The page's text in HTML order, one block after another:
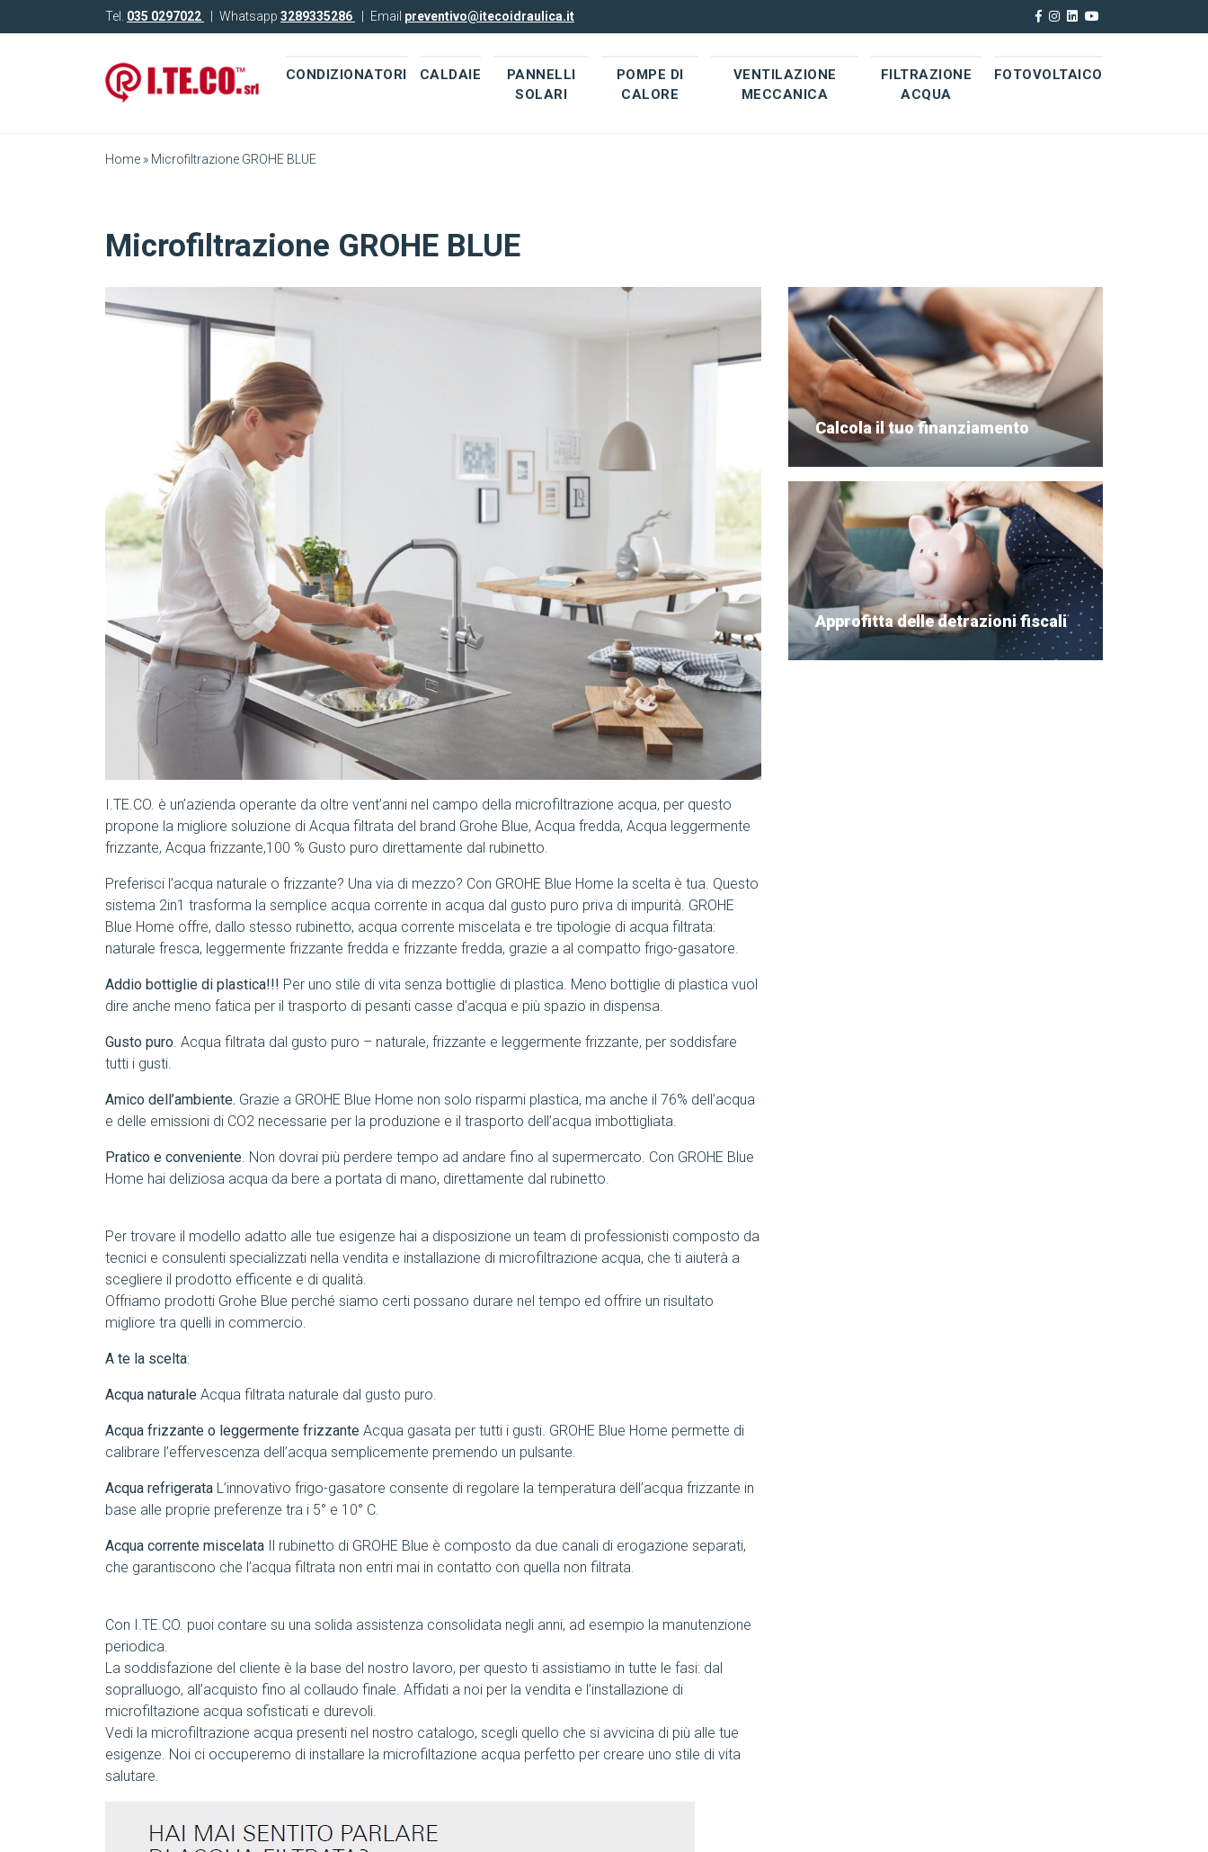
Tel. 035 0297022 Whatsapp 3289335286 Email preventivo@itecoidraulica.it
CONDIZIONATORI CALDAIE
PANNELLI
SOLARI
POMPE DI
CALORE
VENTILAZIONE
MECCANICA
FILTRAZIONE
ACQUA
FOTOVOLTAICO
Home » Microfiltrazione GROHE BLUE
Microfiltrazione GROHE BLUE
I.TE.CO. è un’azienda operante da oltre vent’anni nel campo della microfiltrazione acqua, per questo
propone la migliore soluzione di Acqua filtrata del brand Grohe Blue, Acqua fredda, Acqua leggermente
frizzante, Acqua frizzante,100 % Gusto puro direttamente dal rubinetto.
Preferisci l’acqua naturale o frizzante? Una via di mezzo? Con GROHE Blue Home la scelta è tua. Questo
sistema 2in1 trasforma la semplice acqua corrente in acqua dal gusto puro priva di impurità. GROHE
Blue Home offre, dallo stesso rubinetto, acqua corrente miscelata e tre tipologie di acqua filtrata:
naturale fresca, leggermente frizzante fredda e frizzante fredda, grazie a al compatto frigo-gasatore.
Addio bottiglie di plastica!!! Per uno stile di vita senza bottiglie di plastica. Meno bottiglie di plastica vuol
dire anche meno fatica per il trasporto di pesanti casse d’acqua e più spazio in dispensa.
Gusto puro. Acqua filtrata dal gusto puro – naturale, frizzante e leggermente frizzante, per soddisfare
tutti i gusti.
Amico dell’ambiente. Grazie a GROHE Blue Home non solo risparmi plastica, ma anche il 76% dell’acqua
e delle emissioni di CO2 necessarie per la produzione e il trasporto dell’acqua imbottigliata.
Pratico e conveniente. Non dovrai più perdere tempo ad andare fino al supermercato. Con GROHE Blue
Home hai deliziosa acqua da bere a portata di mano, direttamente dal rubinetto.
Per trovare il modello adatto alle tue esigenze hai a disposizione un team di professionisti composto da
tecnici e consulenti specializzati nella vendita e installazione di microfiltrazione acqua, che ti aiuterà a
scegliere il prodotto efficente e di qualità.
Offriamo prodotti Grohe Blue perché siamo certi possano durare nel tempo ed offrire un risultato
migliore tra quelli in commercio.
A te la scelta:
Acqua naturale Acqua filtrata naturale dal gusto puro.
Acqua frizzante o leggermente frizzante Acqua gasata per tutti i gusti. GROHE Blue Home permette di
calibrare l’effervescenza dell’acqua semplicemente premendo un pulsante.
Acqua refrigerata L’innovativo frigo-gasatore consente di regolare la temperatura dell’acqua frizzante in
base alle proprie preferenze tra i 5° e 10° C.
Acqua corrente miscelata Il rubinetto di GROHE Blue è composto da due canali di erogazione separati,
che garantiscono che l’acqua filtrata non entri mai in contatto con quella non filtrata.
Con I.TE.CO. puoi contare su una solida assistenza consolidata negli anni, ad esempio la manutenzione
periodica.
La soddisfazione del cliente è la base del nostro lavoro, per questo ti assistiamo in tutte le fasi: dal
sopralluogo, all’acquisto fino al collaudo finale. Affidati a noi per la vendita e l’installazione di
microfiltazione acqua sofisticati e durevoli.
Vedi la microfiltrazione acqua presenti nel nostro catalogo, scegli quello che si avvicina di più alle tue
esigenze. Noi ci occuperemo di installare la microfiltazione acqua perfetto per creare uno stile di vita
salutare.
Calcola il tuo finanziamento
Approfitta delle detrazioni fiscali